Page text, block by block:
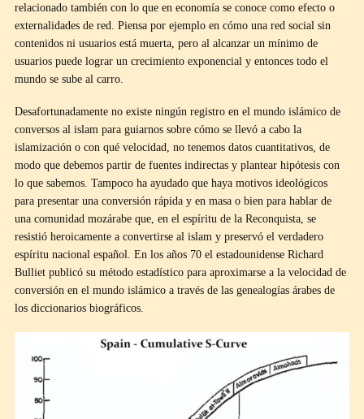
relacionado también con lo que en economía se conoce como efecto o
externalidades de red. Piensa por ejemplo en cómo una red social sin
contenidos ni usuarios está muerta, pero al alcanzar un mínimo de
usuarios puede lograr un crecimiento exponencial y entonces todo el
mundo se sube al carro.
Desafortunadamente no existe ningún registro en el mundo islámico de
conversos al islam para guiarnos sobre cómo se llevó a cabo la
islamización o con qué velocidad, no tenemos datos cuantitativos, de
modo que debemos partir de fuentes indirectas y plantear hipótesis con
lo que sabemos. Tampoco ha ayudado que haya motivos ideológicos
para presentar una conversión rápida y en masa o bien para hablar de
una comunidad mozárabe que, en el espíritu de la Reconquista, se
resistió heroicamente a convertirse al islam y preservó el verdadero
espíritu nacional español. En los años 70 el estadounidense Richard
Bulliet publicó su método estadístico para aproximarse a la velocidad de
conversión en el mundo islámico a través de las genealogías árabes de
los diccionarios biográficos.